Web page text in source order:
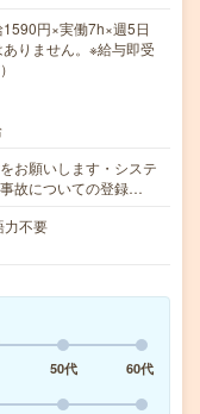
円×実働7h×週5日
りません。※給与即受
お願いします・システ
故についての登録…
力不要
50代
60代